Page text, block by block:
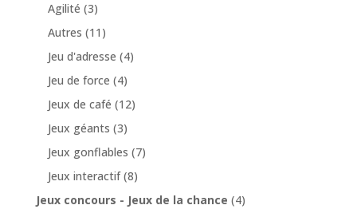
Agilité (3)
Autres (11)
Jeu d'adresse (4)
Jeu de force (4)
Jeux de café (12)
Jeux géants (3)
Jeux gonflables (7)
Jeux interactif (8)
Jeux concours - Jeux de la chance (4)